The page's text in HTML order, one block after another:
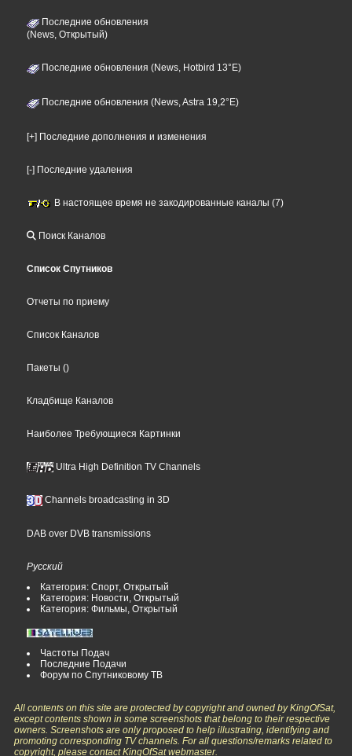
Последние обновления
(News, Открытый)
Последние обновления (News, Hotbird 13°E)
Последние обновления (News, Astra 19,2°E)
[+] Последние дополнения и изменения
[-] Последние удаления
В настоящее время не закодированные каналы (7)
Поиск Каналов
Список Спутников
Отчеты по приему
Список Каналов
Пакеты ()
Кладбище Каналов
Наиболее Требующиеся Картинки
Ultra High Definition TV Channels
Channels broadcasting in 3D
DAB over DVB transmissions
Русский
Категория: Спорт, Открытый
Категория: Новости, Открытый
Категория: Фильмы, Открытый
Частоты Подач
Последние Подачи
Форум по Спутниковому ТВ
All contents on this site are protected by copyright and owned by KingOfSat,
except contents shown in some screenshots that belong to their respective
owners. Screenshots are only proposed to help illustrating, identifying and
promoting corresponding TV channels. For all questions/remarks related to
copyright, please contact KingOfSat webmaster.